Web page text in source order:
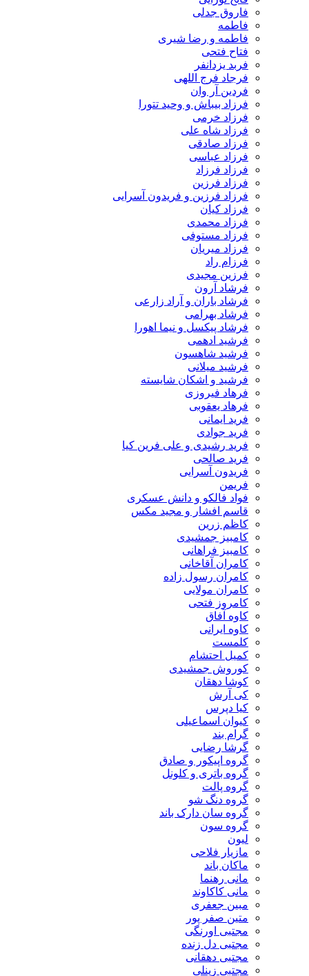
فاروق جدلی
فاطمه
فاطمه و رضا شیری
فتاح فتحی
فربد یزدانفر
فرجاد فرج اللهی
فردین آر وان
فرزاد بیباش و وحید تتورا
فرزاد خرمی
فرزاد شاه علی
فرزاد صادقی
فرزاد عباسی
فرزاد فرزاد
فرزاد فرزین
فرزاد فرزین و فریدون آسرایی
فرزاد کیان
فرزاد محمدی
فرزاد مستوفی
فرزاد میریان
فرزام راد
فرزین مجیدی
فرشاد آرون
فرشاد باران و آراد زارعی
فرشاد بهرامی
فرشاد پیکسل و نیما اهورا
فرشید ادهمی
فرشید شاهسون
فرشید میلانی
فرشید و اشکان شایسته
فرهاد فیروزی
فرهاد یعقوبی
فرید ایمانی
فرید جوادی
فرید رشیدی و علی فرین کیا
فرید صالحی
فریدون آسرایی
فریمن
فواد فالکو و دانش عسکری
قاسم افشار و مجید مکس
کاظم زرین
کامبیز جمشیدی
کامبیز فراهانی
کامران آقاخانی
کامران رسول زاده
کامران مولایی
کامروز فتحی
کاوه آفاق
کاوه ایرانی
کلمست
کمیل احتشام
کوروش جمشیدی
کوشا دهقان
کی آرش
کیا دپرس
کیوان اسماعیلی
گرام بند
گرشا رضایی
گروه اپیکور و صادق
گروه باتری و کلونل
گروه پالت
گروه دنگ شو
گروه سان دارک باند
گروه سون
لیون
مازیار فلاحی
ماکان باند
مانی رهنما
مانی کاکاوند
مبین جعفری
متین صفر پور
مجتبی اورنگی
مجتبی دل زنده
مجتبی دهقانی
مجتبی زینلی